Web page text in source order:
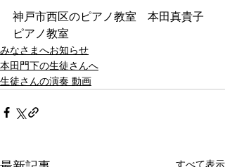
神戸市西区のピアノ教室　本田真貴子
ピアノ教室
みなさまへお知らせ
本田門下の生徒さんへ
生徒さんの演奏 動画
すべて表示